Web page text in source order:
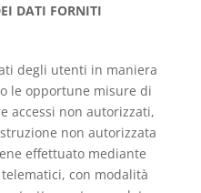
DATI FORNITI
degli utenti in maniera
le opportune misure di
accessi non autorizzati,
non autorizzata
effettuato mediante
con modalità